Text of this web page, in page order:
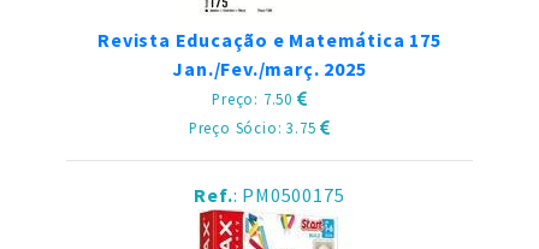
Revista Educação e Matemática 175
Jan./Fev./març. 2025
Preço: 7.50
Preço Sócio: 3.75
Ref.: PM0500175